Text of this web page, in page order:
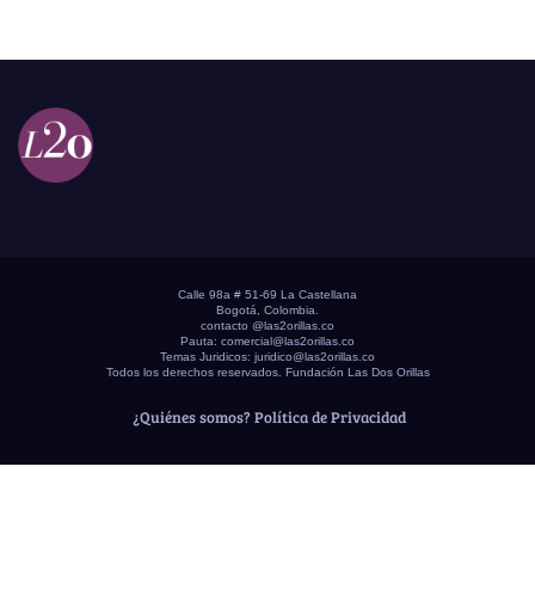
Calle 98a # 51-69 La Castellana
Bogotá, Colombia.
contacto @las2orillas.co
Pauta: comercial@las2orillas.co
Temas Juridicos: juridico@las2orillas.co
Todos los derechos reservados. Fundación Las Dos Orillas
¿Quiénes somos? Política de Privacidad